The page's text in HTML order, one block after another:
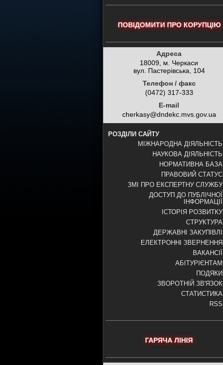
науково-дослідний експертно-
- проведення всих видів судових
експертиз
ПОВІДОМИТИ ПРО КОРУПЦІЮ
Адреса
18009, м. Черкаси
вул. Пастерівська, 104
Телефон / факс
(0472) 317-333
E-mail
cherkasy@dndekc.mvs.gov.ua
РОЗДІЛИ САЙТУ
МІЖНАРОДНА ДІЯЛЬНІСТЬ
НАУКОВА ДІЯЛЬНІСТЬ
НОРМАТИВНА БАЗА
ПРАВОВИЙ СТАТУС
ЗМІ ПРО ЕКСПЕРТНУ СЛУЖБУ
ДОСТУП ДО ПУБЛІЧНОЇ
ІНФОРМАЦІЇ
ІСТОРІЯ РОЗВИТКУ
СТРУКТУРА
ДЕРЖАВНІ ЗАКУПІВЛІ
ЕЛЕКТРОННІ ЗВЕРНЕННЯ
ВАКАНСІЇ
АБІТУРІЄНТАМ
ПОДЯКИ
ЗВОРОТНІЙ ЗВ'ЯЗОК
СТАТИСТИКА
RSS
ГАРЯЧА ЛІНІЯ